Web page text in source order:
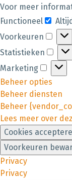
Voor meer
Functioneel
Voorkeuren
Statistieken
Marketing
Beheer opties
Beheer diensten
Beheer
Lees meer over
Cookies
Voorkeuren
Privacy
Privacy